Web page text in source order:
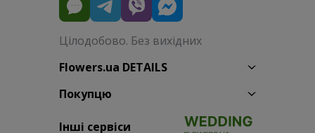
Цілодобово. Без вихідних
Flowers.ua DETAILS
Покупцю
Інші сервіси